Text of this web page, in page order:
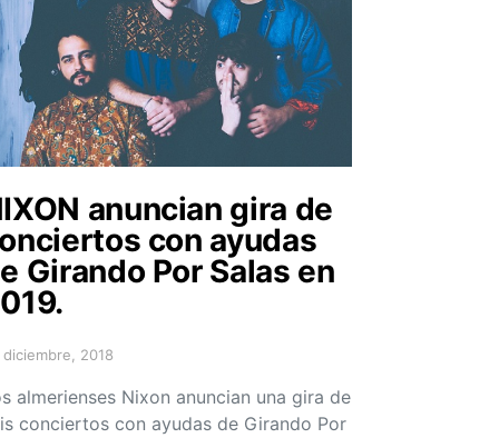
anuncian gira de
con ayudas
Girando Por Salas en
on 2018
almerienses Nixon anuncian una gira de
conciertos con ayudas de Girando Por